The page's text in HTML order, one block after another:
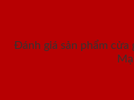
Đánh giá sản phẩm